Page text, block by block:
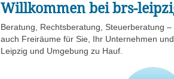
Willkommen bei brs-
Beratung, Rechtsberatung, Steuerberatung
auch Freiräume für Sie, Ihr Unternehmen
Leipzig und Umgebung zu Hauf.